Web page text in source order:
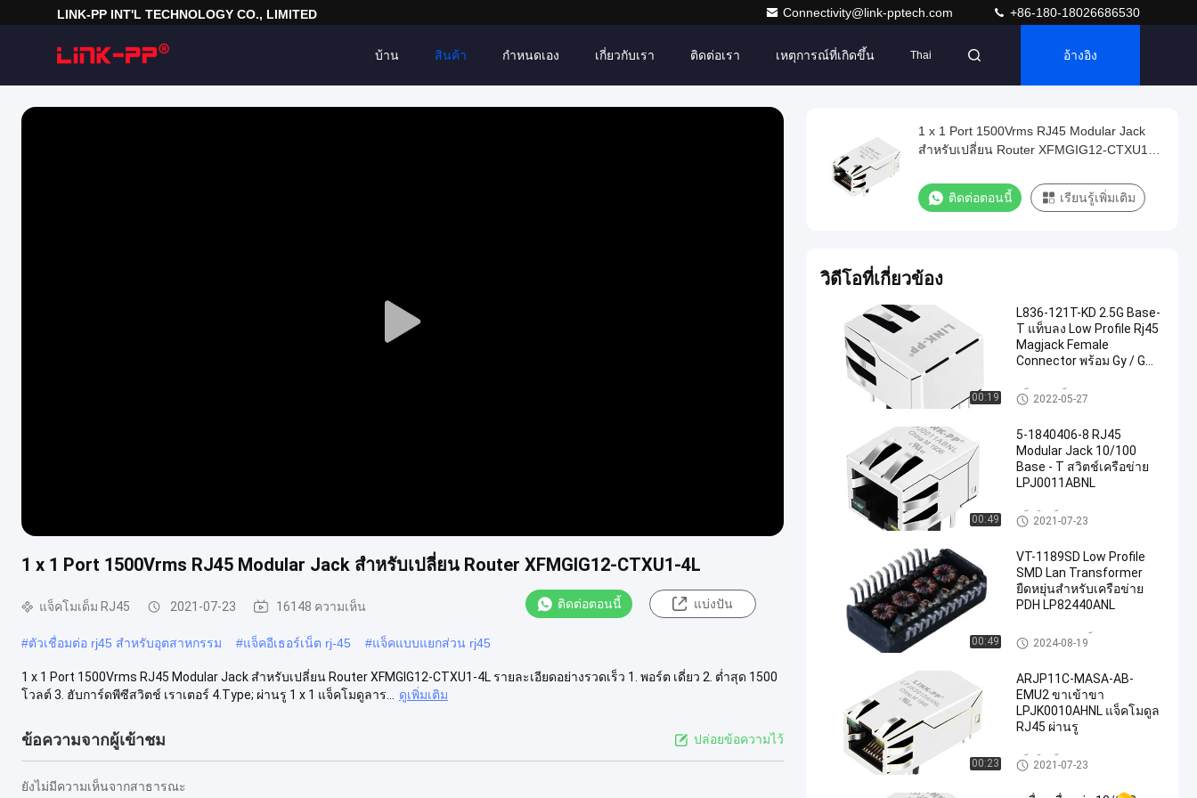
LINK-PP INT'L TECHNOLOGY CO., LIMITED Connectivity@link-pptech.com +86-180-18026686530
บ้าน สินค้า เกี่ยวกับเรา ติดต่อเรา เหตุการณ์ที่เกิดขึ้น
กำหนดเอง Thai อ้างอิง
Play
1 x 1 Port 1500Vrms RJ45 Modular Jack สำหรับเปลี่ยน Router XFMGIG12-CTXU1-4L
แจ็คโมเด็ม RJ45 2021-07-23 16148 ความเห็น ติดต่อตอนนี้ แบ่งปัน
#ตัวเชื่อมต่อ rj45 สำหรับอุตสาหกรรม #แจ็คอีเธอร์เน็ต rj-45 #แจ็คแบบแยกส่วน rj45
1 x 1 Port 1500Vrms RJ45 Modular Jack สำหรับเปลี่ยน Router XFMGIG12-CTXU1-4L รายละเอียดอย่างรวดเร็ว 1. พอร์ต เดี่ยว 2. ต่ำสุด 1500
โวลต์ 3. ฮับการ์ดพีซีสวิตช์ เราเตอร์ 4.Type; ผ่านรู 1 x 1 แจ็คโมดูลาร...
ดูเพิ่มเติม
ข้อความจากผู้เข้าชม ปล่อยข้อความไว้
ยังไม่มีความเห็นจากสาธารณะ
1 x 1 Port 1500Vrms RJ45 Modular Jack
สำหรับเปลี่ยน Router XFMGIG12-CTXU1-
ติดต่อตอนนี้ เรียนรู้เพิ่มเติม
วิดีโอที่เกี่ยวข้อง
00:19
L836-121T-KD 2.5G Base-
T แท็บลง Low Profile Rj45
Magjack Female
Connector พร้อม Gy / G
แจ็คแม่เหล็ก RJ45
2022-05-27
00:49
5-1840406-8 RJ45
Modular Jack 10/100
Base - T สวิตช์เครือข่าย
LPJ0011ABNL
แจ็คโมเด็ม RJ45
2021-07-23
00:49
VT-1189SD Low Profile
SMD Lan Transformer
ยืดหยุ่นสำหรับเครือข่าย
PDH LP82440ANL
หม้อแปลงแม่เหล็กแบบแยกส่วน
2024-08-19
00:23
ARJP11C-MASA-AB-
EMU2 ขาเข้าขา
LPJK0010AHNL แจ็คโมดูล
RJ45 ผ่านรู
แจ็คโมเด็ม RJ45
2021-07-23